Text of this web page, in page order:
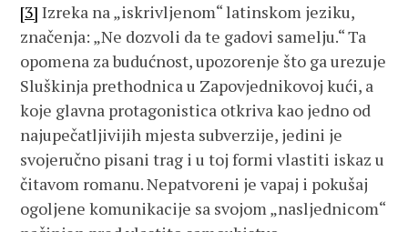
[3] Izreka na „iskrivljenom“ latinskom jeziku,
značenja: „Ne dozvoli da te gadovi samelju.“ Ta
opomena za budućnost, upozorenje što ga urezuje
Sluškinja prethodnica u Zapovjednikovoj kući, a
koje glavna protagonistica otkriva kao jedno od
najupečatljivijih mjesta subverzije, jedini je
svojeručno pisani trag i u toj formi vlastiti iskaz u
čitavom romanu. Nepatvoreni je vapaj i pokušaj
ogoljene komunikacije sa svojom „nasljednicom“